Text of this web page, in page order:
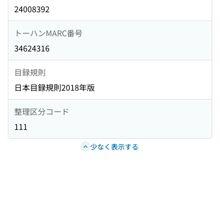
24008392
トーハンMARC番号
34624316
目録規則
日本目録規則2018年版
整理区分コード
111
少なく表示する